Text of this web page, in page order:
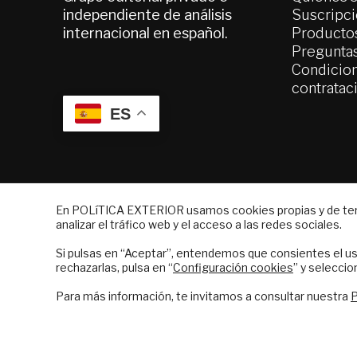
independiente de análisis
internacional en español.
ES
© 2026 - Fundación Análisis de Política
En POLíTICA EXTERIOR usamos cookies propias y de
analizar el tráfico web y el acceso a las redes sociales.
Si pulsas en “Aceptar”, entendemos que consientes el
rechazarlas, pulsa en “Configuración cookies” y
Para más información, te invitamos a consultar nuestra
Suscríbase a nuestro boletín